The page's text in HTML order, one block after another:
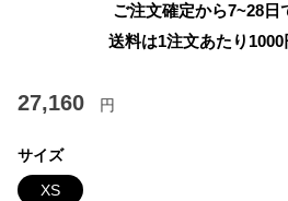
ご注文確定から7~28日
送料は1注文あたり 1000
27,160 円
サイズ
XS